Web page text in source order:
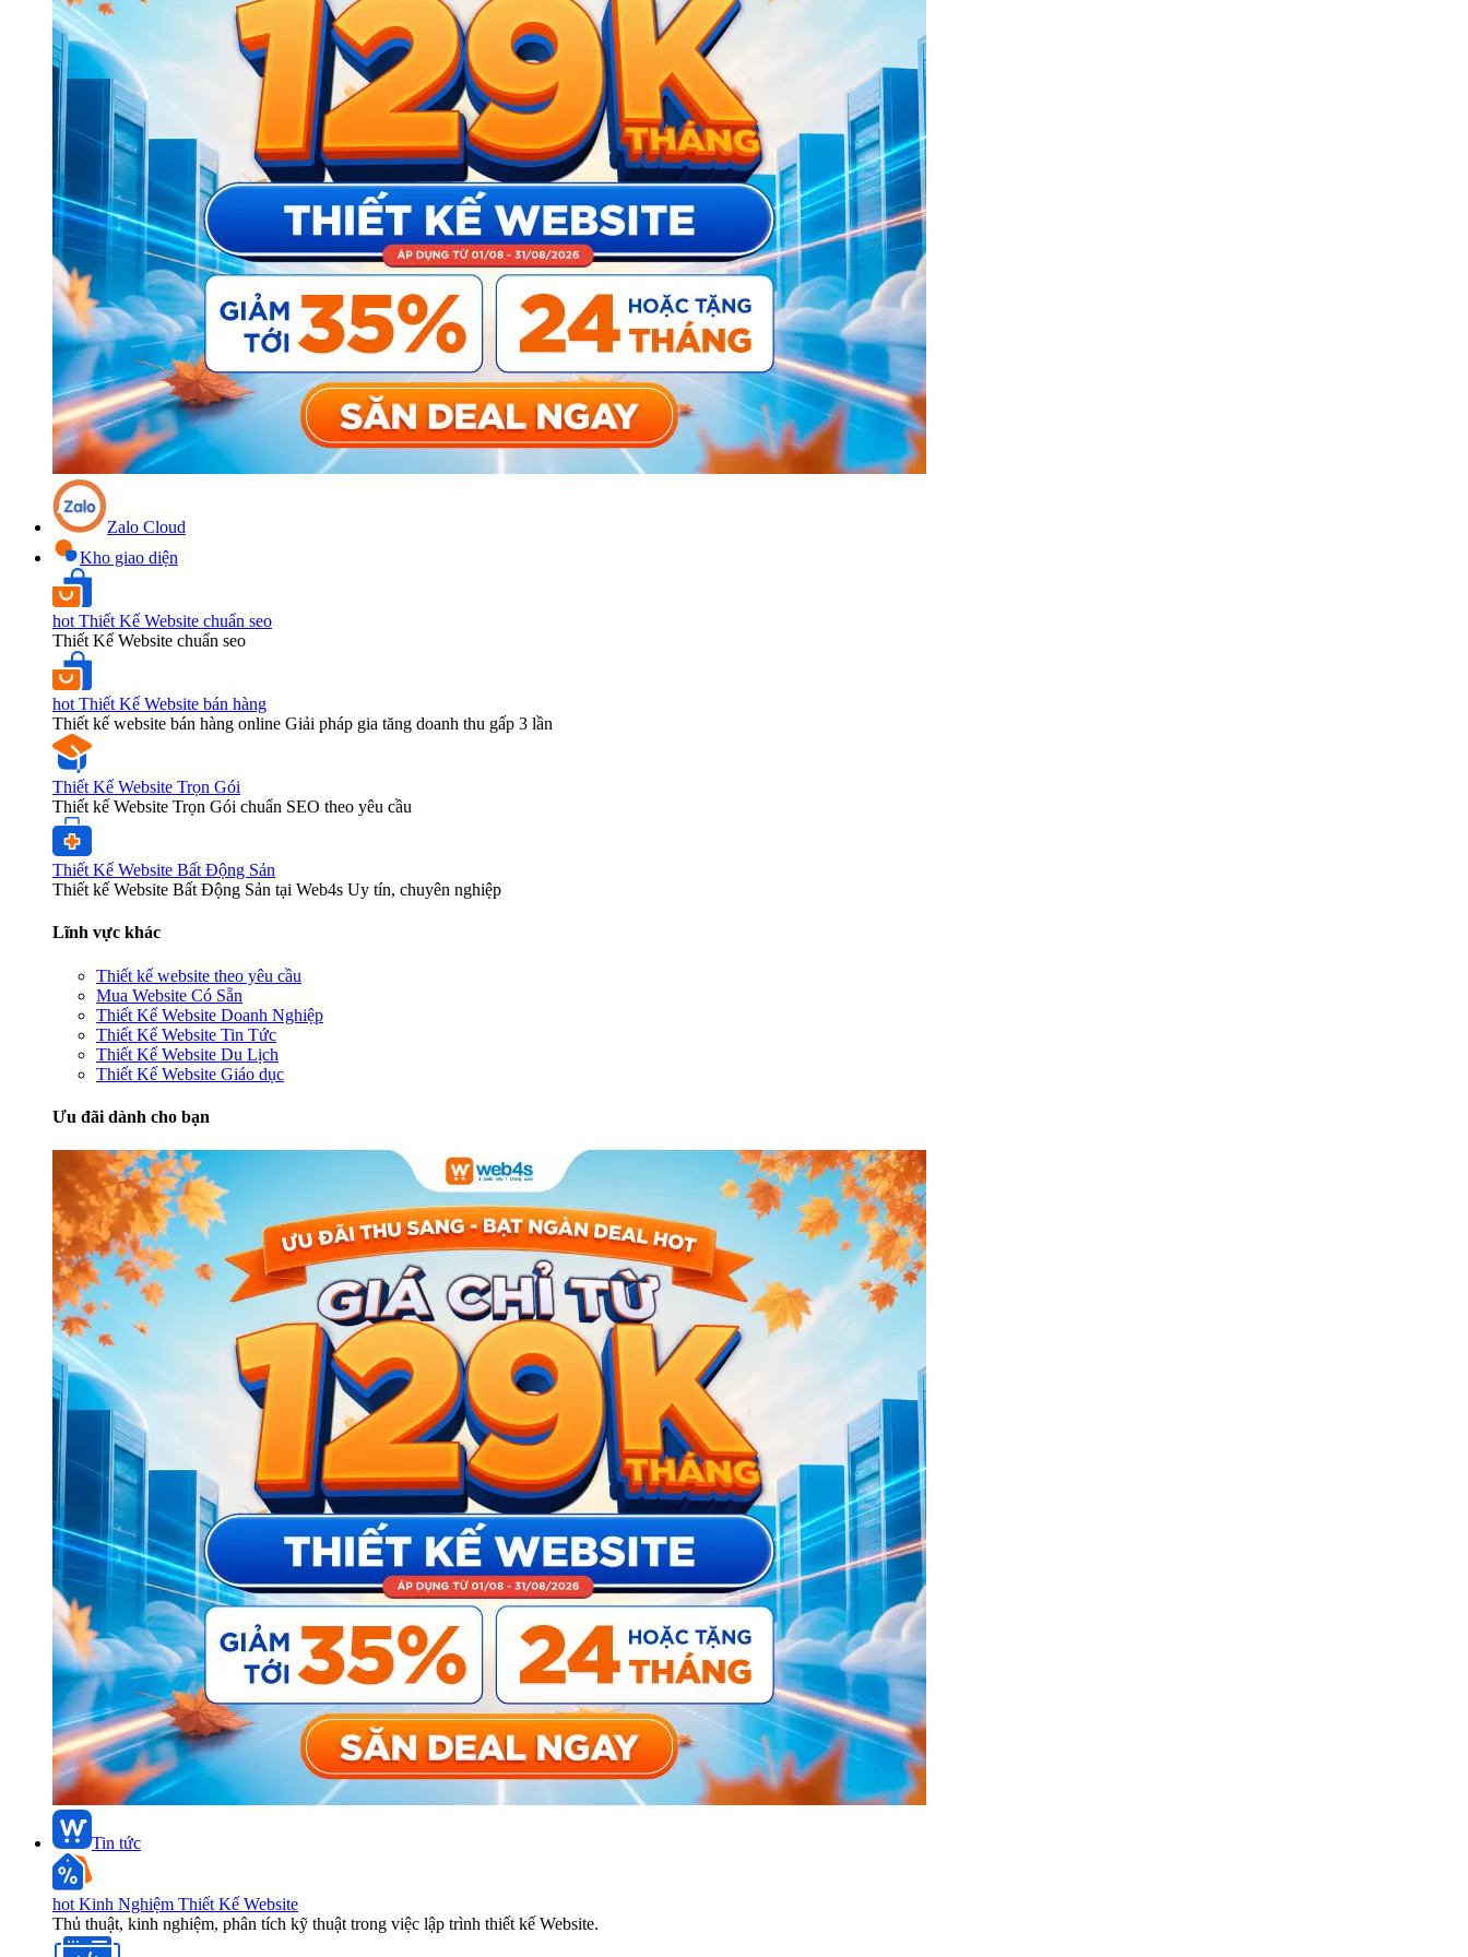
Zalo Cloud
Kho giao diện
hot Thiết Kế Website chuẩn seo
Thiết Kế Website chuẩn seo
hot Thiết Kế Website bán hàng
Thiết kế website bán hàng online Giải pháp gia tăng doanh thu gấp 3 lần
Thiết Kế Website Trọn Gói
Thiết kế Website Trọn Gói chuẩn SEO theo yêu cầu
Thiết Kế Website Bất Động Sản
Thiết kế Website Bất Động Sản tại Web4s Uy tín, chuyên nghiệp
Lĩnh vực khác
Thiết kế website theo yêu cầu
Mua Website Có Sẵn
Thiết Kế Website Doanh Nghiệp
Thiết Kế Website Tin Tức
Thiết Kế Website Du Lịch
Thiết Kế Website Giáo dục
Ưu đãi dành cho bạn
Tin tức
hot Kinh Nghiệm Thiết Kế Website
Thủ thuật, kinh nghiệm, phân tích kỹ thuật trong việc lập trình thiết kế Website.